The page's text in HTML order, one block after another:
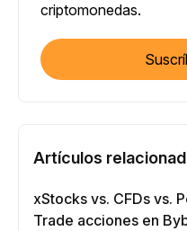
criptomonedas.
Artículos
xStocks vs. CFDs vs.
Trade acciones en